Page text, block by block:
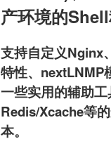
产环境的Shell
支持自定义Nginx
特性、nextLNMP
一些实用的辅助
Redis/Xcache等
本。